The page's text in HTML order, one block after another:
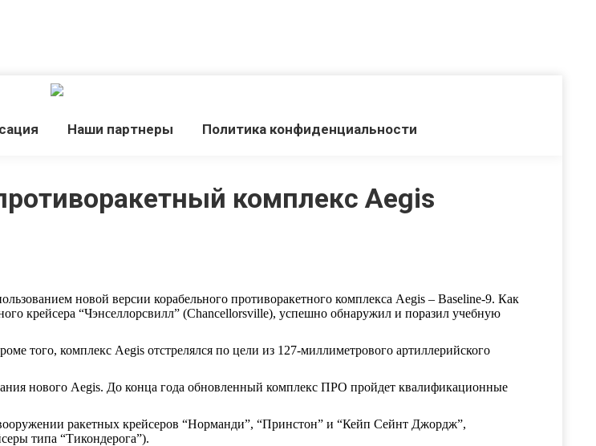
Наши партнеры Политика конфиденциальности
комплекс Aegis
новой версии корабельного противоракетного комплекса Aegis – Baseline-9. Как
крейсера “Чэнселлорсвилл” (Chancellorsville), успешно обнаружил и поразил учебную
того, комплекс Aegis отстрелялся по цели из 127-миллиметрового артиллерийского
нового Aegis. До конца года обновленный комплекс ПРО пройдет квалификационные
ракетных крейсеров “Норманди”, “Принстон” и “Кейп Сейнт Джордж”,
типа “Тикондерога”).